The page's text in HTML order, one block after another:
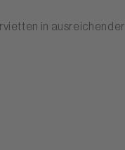
in ausreichender